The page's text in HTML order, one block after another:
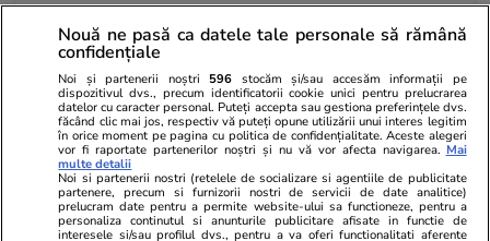
Ce s-a ales de acordul comercial dintre SUA și
UE. Bilanțul promisiunilor făcute de Donald
Trump și Ursula von der Leyen
Citește mai multe
TRENDING
Nouă ne pasă ca datele tale personale să rămână
confidențiale
Noi și partenerii noștri 596 stocăm și/sau accesăm informații pe
dispozitivul dvs., precum identificatorii cookie unici pentru prelucrarea
datelor cu caracter personal. Puteți accepta sau gestiona preferințele dvs.
făcând clic mai jos, respectiv vă puteți opune utilizării unui interes legitim
în orice moment pe pagina cu politica de confidențialitate. Aceste alegeri
vor fi raportate partenerilor noștri și nu vă vor afecta navigarea. Mai
multe detalii
Noi si partenerii nostri (retelele de socializare si agentiile de publicitate
partenere, precum si furnizorii nostri de servicii de date analitice)
prelucram date pentru a permite website-ului sa functioneze, pentru a
personaliza continutul si anunturile publicitare afisate in functie de
interesele si/sau profilul dvs., pentru a va oferi functionalitati aferente